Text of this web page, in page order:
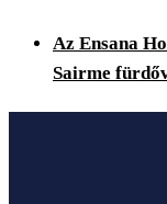
Az Ensana
Sairme